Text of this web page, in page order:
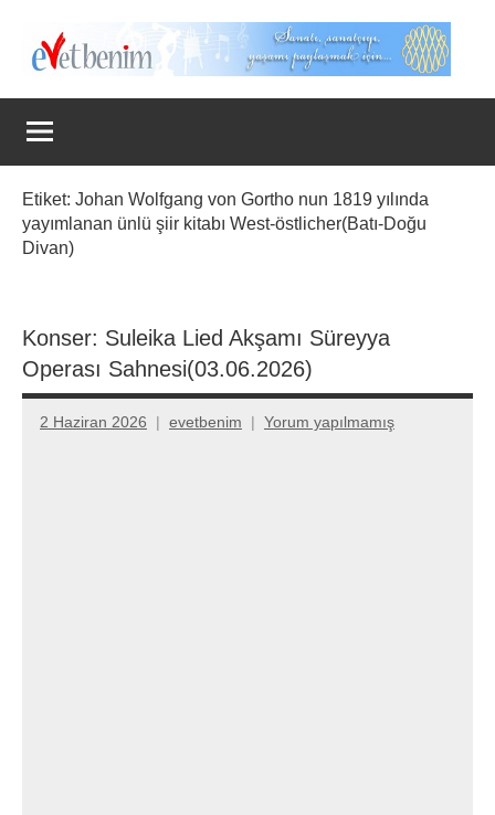
Evet
Benim
Etiket: Johan Wolfgang von Gortho nun 1819 yılında
yayımlanan ünlü şiir kitabı West-östlicher(Batı-Doğu
Divan)
Konser: Suleika Lied Akşamı Süreyya
Operası Sahnesi(03.06.2026)
2 Haziran 2026 evetbenim Yorum yapılmamış